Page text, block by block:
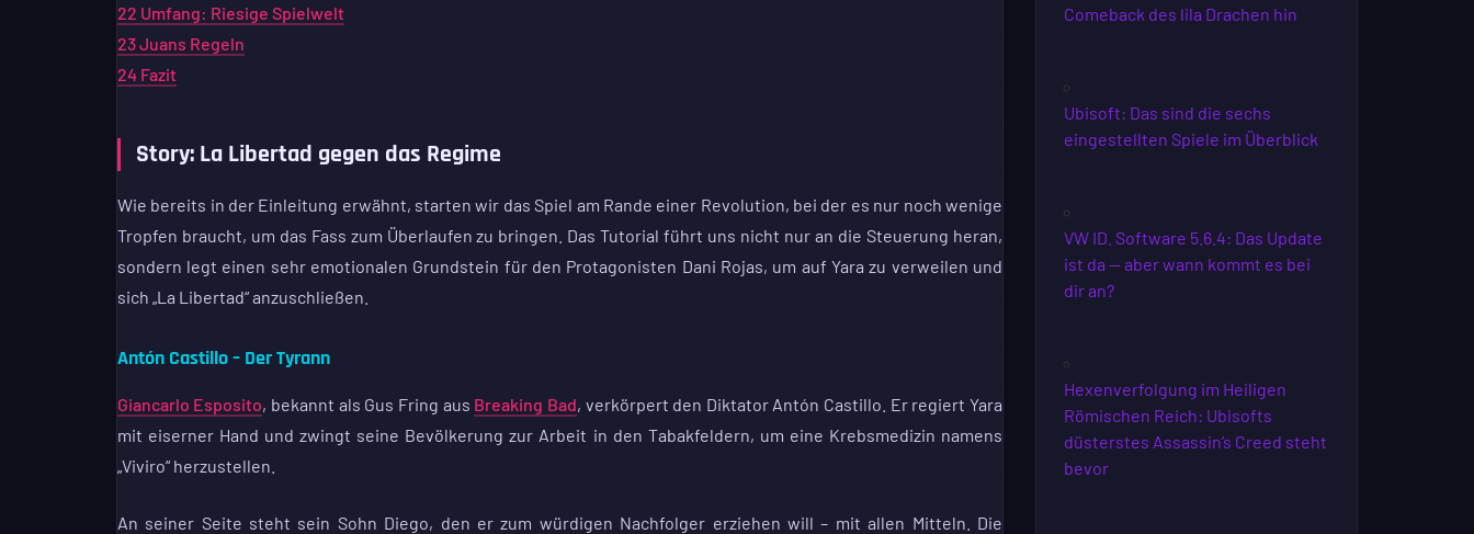
22 Umfang: Riesige Spielwelt
23Juans Regeln
24 Fazit
Story: La Libertad gegen das Regime
Wie bereits in der Einleitung erwähnt, starten wir das Spiel am Rande einer Revolution, bei der es nur noch wenige
Tropfen braucht, um das Fass zum Überlaufen zu bringen. Das Tutorial führt uns nicht nur an die Steuerung heran,
sondern legt einen sehr emotionalen Grundstein für den Protagonisten Dani Rojas, um auf Yara zu verweilen und
sich „La Libertad“ anzuschließen.
Antón Castillo – Der Tyrann
Giancarlo Esposito, bekannt als Gus Fring aus Breaking Bad, verkörpert den Diktator Antón Castillo. Er regiert Yara
mit eiserner Hand und zwingt seine Bevölkerung zur Arbeit in den Tabakfeldern, um eine Krebsmedizin namens
„Viviro“ herzustellen.
An seiner Seite steht sein Sohn Diego, den er zum würdigen Nachfolger erziehen will – mit allen Mitteln. Die
Comeback des lila Drachen hin
Ubisoft: Das sind die sechs
eingestellten Spiele im Überblick
VW ID. Software 5.6.4: Das Update
ist da — aber wann kommt es bei
dir an?
Hexenverfolgung im Heiligen
Römischen Reich: Ubisofts
düsterstes Assassin’s Creed steht
bevor